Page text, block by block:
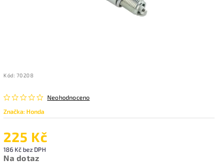
Kód: 70208
Neohodnoceno
Značka: Honda
225 Kč
186 Kč bez DPH
Na dotaz